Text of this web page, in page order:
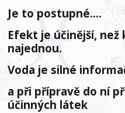
Je to postupné....
Efekt je účinější, než
najednou.
Voda je silné
a při přípravě do ní
účinných látek